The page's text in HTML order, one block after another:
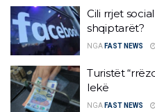
Cili rrjet
shqiptarët?
NGA FAST NEWS
Turistët
lekë
NGA FAST NEWS